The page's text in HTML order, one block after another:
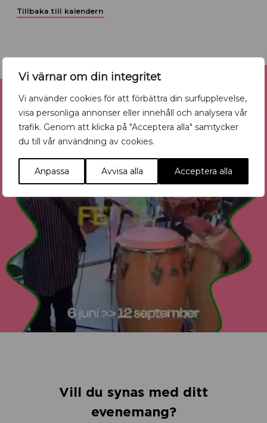
Vi värnar om din integritet
Vi använder cookies för att förbättra din surfupplevelse,
visa personliga annonser eller innehåll och analysera vår
trafik. Genom att klicka på "Acceptera alla" samtycker
du till vår användning av cookies.
Anpassa Avvisa alla Acceptera alla
Tillbaka till kalendern
Reklam
Vill du synas med ditt
evenemang?